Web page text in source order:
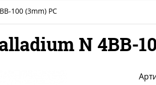
100 (3mm) PC
N 4BB-